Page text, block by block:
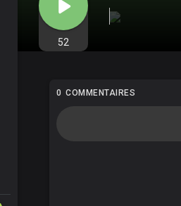
52
0 COMMENTAIRES